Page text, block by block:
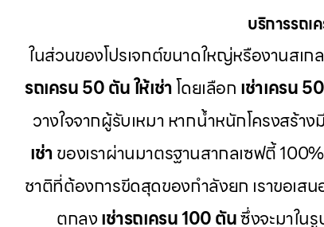
บริการรถเ
ในส่วนของโปรเจกต์ขนาดใหญ่หรืองานสเก
รถเครน 50 ตัน ให้เช่าโดยเลือก เช่าเครน
วางใจจากผู้รับเหมา หากน้ำหนักโครงสร้าง
เช่าของเราผ่านมาตรฐานสากลเซฟตี้
ชาติที่ต้องการขีดสุดของกำลังยก เราขอเสน
ตกลงเช่ารถเครน 100 ตันซึ่งจะมาใน